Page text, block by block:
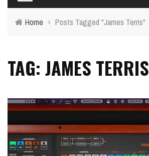
Home › Posts Tagged "James Terris"
TAG: JAMES TERRIS